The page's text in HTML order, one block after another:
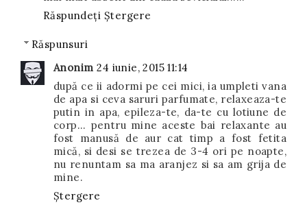
Răspundeți Ștergere
Răspunsuri
Anonim 24 iunie, 2015 11:14
după ce ii adormi pe cei mici, ia umpleti vana
de apa si ceva saruri parfumate, relaxeaza-te
putin in apa, epileza-te, da-te cu lotiune de
corp... pentru mine aceste bai relaxante au
fost manusă de aur cat timp a fost fetita
mică, si desi se trezea de 3-4 ori pe noapte,
nu renuntam sa ma aranjez si sa am grija de
mine.
Ștergere